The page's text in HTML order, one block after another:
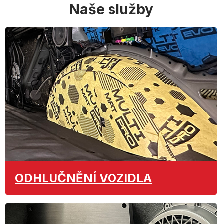
Naše služby
ODHLUČNĚNÍ VOZIDLA